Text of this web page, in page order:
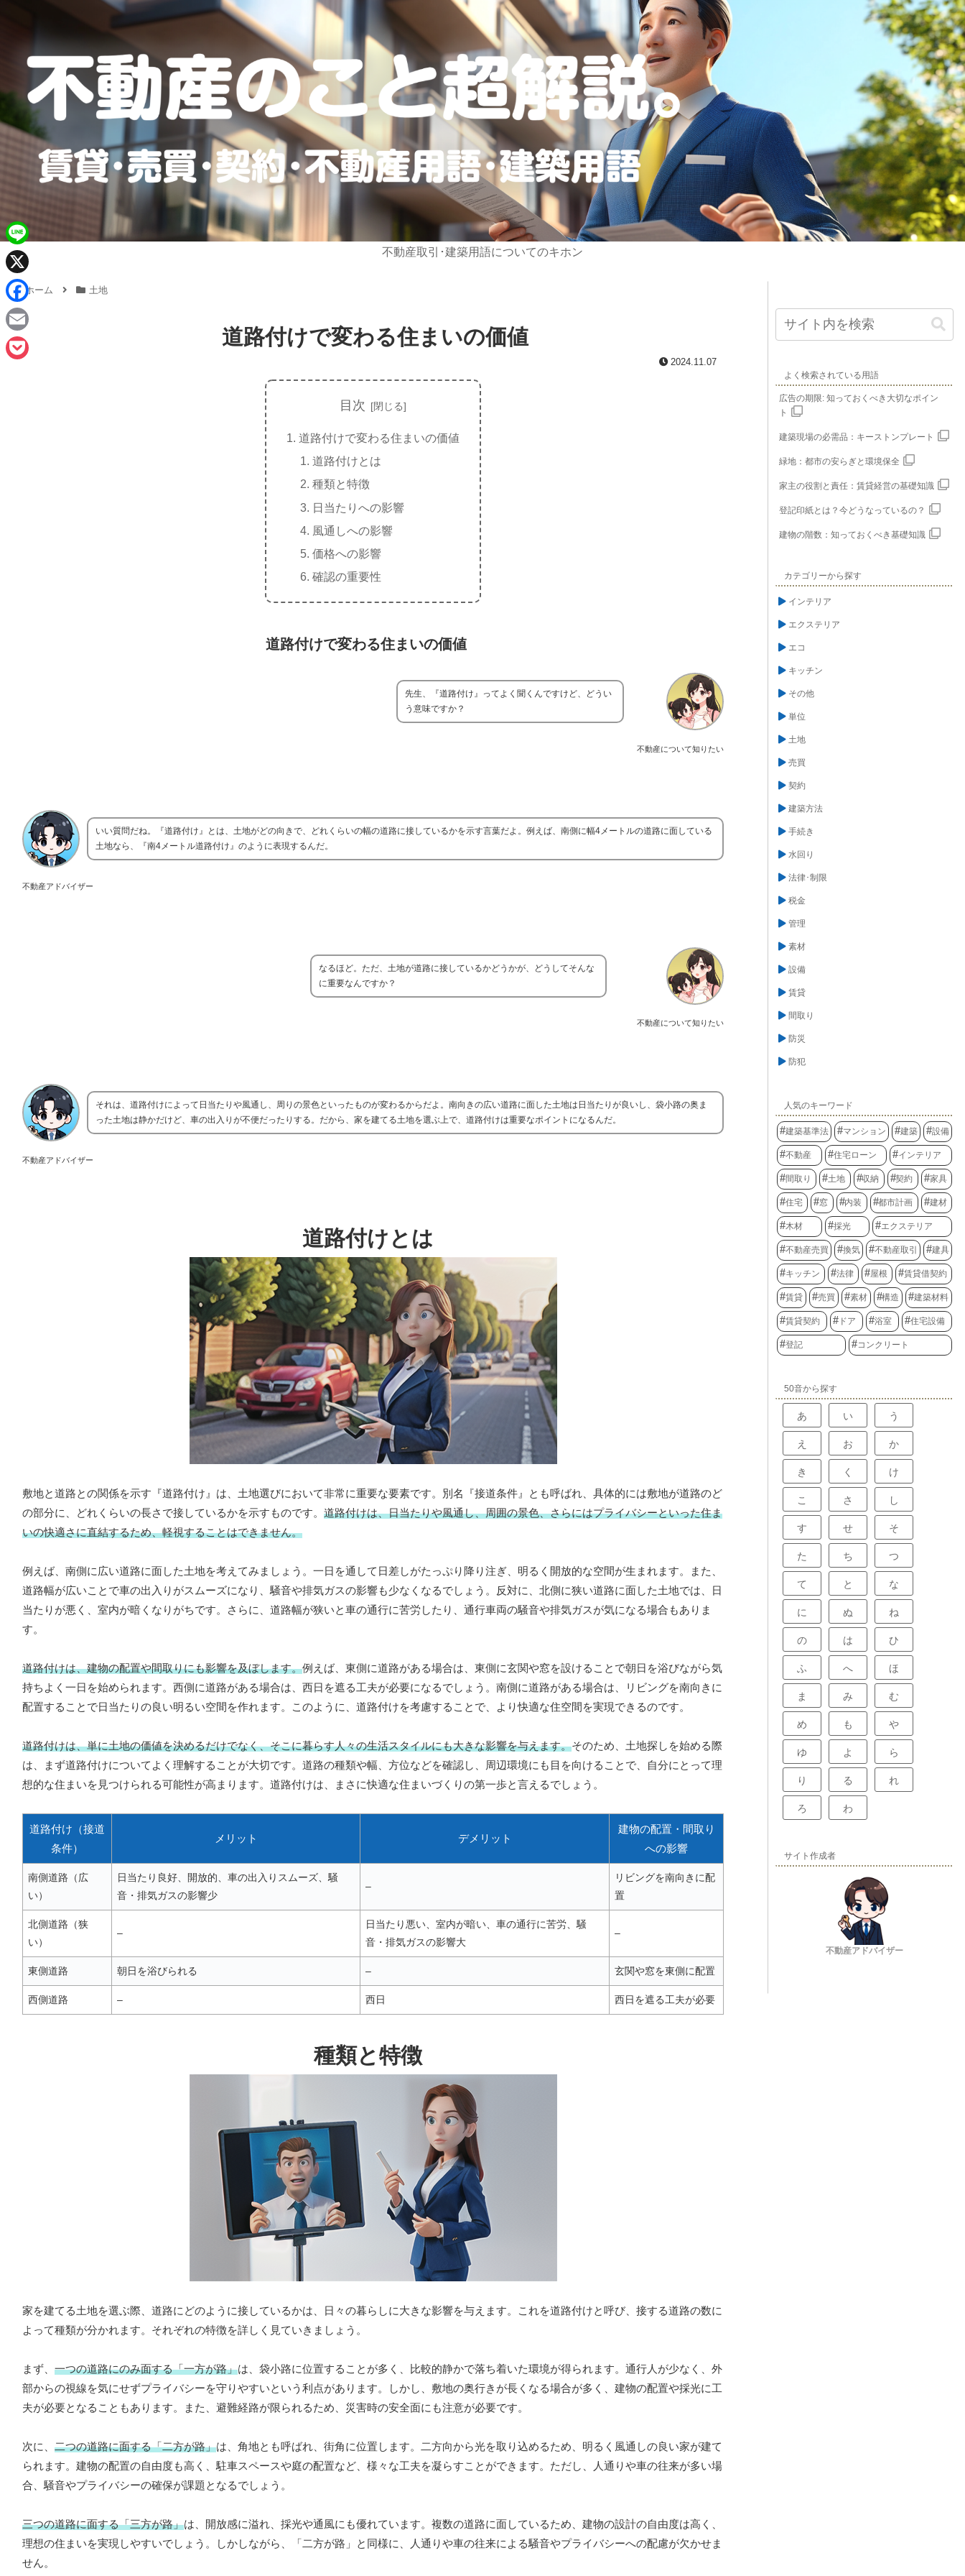
不動産取引･建築用語についてのキホン
ホーム 土地
道路付けで変わる住まいの価値
2024.11.07
目次
道路付けで変わる住まいの価値
道路付けとは
種類と特徴
日当たりへの影響
風通しへの影響
価格への影響
確認の重要性
道路付けで変わる住まいの価値
不動産について知りたい
先生、『道路付け』ってよく聞くんですけど、どうい
う意味ですか？
不動産アドバイザー
いい質問だね。『道路付け』とは、土地がどの向きで、どれくらいの幅の道路に接しているかを示す言葉だよ。例えば、南側に幅4メートルの道路に面している
土地なら、『南4メートル道路付け』のように表現するんだ。
不動産について知りたい
なるほど。ただ、土地が道路に接しているかどうかが、どうしてそんな
に重要なんですか？
不動産アドバイザー
それは、道路付けによって日当たりや風通し、周りの景色といったものが変わるからだよ。南向きの広い道路に面した土地は日当たりが良いし、袋小路の奥ま
った土地は静かだけど、車の出入りが不便だったりする。だから、家を建てる土地を選ぶ上で、道路付けは重要なポイントになるんだ。
道路付けとは
敷地と道路との関係を示す『道路付け』は、土地選びにおいて非常に重要な要素です。別名『接道条件』とも呼ばれ、具体的には敷地が道路のど
の部分に、どれくらいの長さで接しているかを示すものです。 道路付けは、日当たりや風通し、周囲の景色、さらにはプライバシーといった住ま
いの快適さに直結するため、軽視することはできません。
例えば、南側に広い道路に面した土地を考えてみましょう。一日を通して日差しがたっぷり降り注ぎ、明るく開放的な空間が生まれます。また、
道路幅が広いことで車の出入りがスムーズになり、騒音や排気ガスの影響も少なくなるでしょう。反対に、北側に狭い道路に面した土地では、日
当たりが悪く、室内が暗くなりがちです。さらに、道路幅が狭いと車の通行に苦労したり、通行車両の騒音や排気ガスが気になる場合もありま
す。
道路付けは、建物の配置や間取りにも影響を及ぼします。例えば、東側に道路がある場合は、東側に玄関や窓を設けることで朝日を浴びながら気
持ちよく一日を始められます。西側に道路がある場合は、西日を遮る工夫が必要になるでしょう。南側に道路がある場合は、リビングを南向きに
配置することで日当たりの良い明るい空間を作れます。このように、道路付けを考慮することで、より快適な住空間を実現できるのです。
道路付けは、単に土地の価値を決めるだけでなく、そこに暮らす人々の生活スタイルにも大きな影響を与えます。そのため、土地探しを始める際
は、まず道路付けについてよく理解することが大切です。道路の種類や幅、方位などを確認し、周辺環境にも目を向けることで、自分にとって理
想的な住まいを見つけられる可能性が高まります。道路付けは、まさに快適な住まいづくりの第一歩と言えるでしょう。
道路付け（接道
条件）
メリット デメリット
建物の配置・間取り
への影響
南側道路（広
い）
日当たり良好、開放的、車の出入りスムーズ、騒
音・排気ガスの影響少
–
リビングを南向きに配
置
北側道路（狭
い）
–
日当たり悪い、室内が暗い、車の通行に苦労、騒
音・排気ガスの影響大
–
東側道路 朝日を浴びられる – 玄関や窓を東側に配置
西側道路 – 西日 西日を遮る工夫が必要
種類と特徴
家を建てる土地を選ぶ際、道路にどのように接しているかは、日々の暮らしに大きな影響を与えます。これを道路付けと呼び、接する道路の数に
よって種類が分かれます。それぞれの特徴を詳しく見ていきましょう。
まず、 一つの道路にのみ面する「一方が路」は、袋小路に位置することが多く、比較的静かで落ち着いた環境が得られます。通行人が少なく、外
部からの視線を気にせずプライバシーを守りやすいという利点があります。しかし、敷地の奥行きが長くなる場合が多く、建物の配置や採光に工
夫が必要となることもあります。また、避難経路が限られるため、災害時の安全面にも注意が必要です。
次に、 二つの道路に面する「二方が路」は、角地とも呼ばれ、街角に位置します。二方向から光を取り込めるため、明るく風通しの良い家が建て
られます。建物の配置の自由度も高く、駐車スペースや庭の配置など、様々な工夫を凝らすことができます。ただし、人通りや車の往来が多い場
合、騒音やプライバシーの確保が課題となるでしょう。
三つの道路に面する「三方が路」は、開放感に溢れ、採光や通風にも優れています。複数の道路に面しているため、建物の設計の自由度は高く、
理想の住まいを実現しやすいでしょう。しかしながら、「二方が路」と同様に、人通りや車の往来による騒音やプライバシーへの配慮が欠かせま
せん。
よく検索されている用語
広告の期限: 知っておくべき大切なポイン
ト
建築現場の必需品：キーストンプレート
緑地：都市の安らぎと環境保全
家主の役割と責任：賃貸経営の基礎知識
登記印紙とは？今どうなっているの？
建物の階数：知っておくべき基礎知識
カテゴリーから探す
インテリア
エクステリア
エコ
キッチン
その他
単位
土地
売買
契約
建築方法
手続き
水回り
法律･制限
税金
管理
素材
設備
賃貸
間取り
防災
防犯
人気のキーワード
建築基準法 マンション 建築 設備
不動産 住宅ローン インテリア
間取り 土地 収納 契約 家具
住宅 窓 内装 都市計画 建材
木材 採光 エクステリア
不動産売買 換気 不動産取引 建具
キッチン 法律 屋根 賃貸借契約
賃貸 売買 素材 構造 建築材料
賃貸契約 ドア 浴室 住宅設備
登記 コンクリート
50音から探す
あ い う
え お か
き く け
こ さ し
す せ そ
た ち つ
て と な
に ぬ ね
の は ひ
ふ へ ほ
ま み む
め も や
ゆ よ ら
り る れ
ろ わ
サイト作成者
不動産アドバイザー
L
n
e
X
F
a
c
E